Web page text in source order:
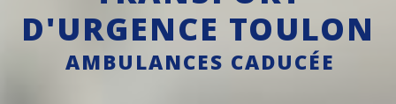
D'URGENCE TOULON
AMBULANCES CADUCÉE